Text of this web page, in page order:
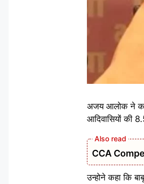
अजय आलोक ने
आदिवासियों की
CCA
उन्होने कहा कि